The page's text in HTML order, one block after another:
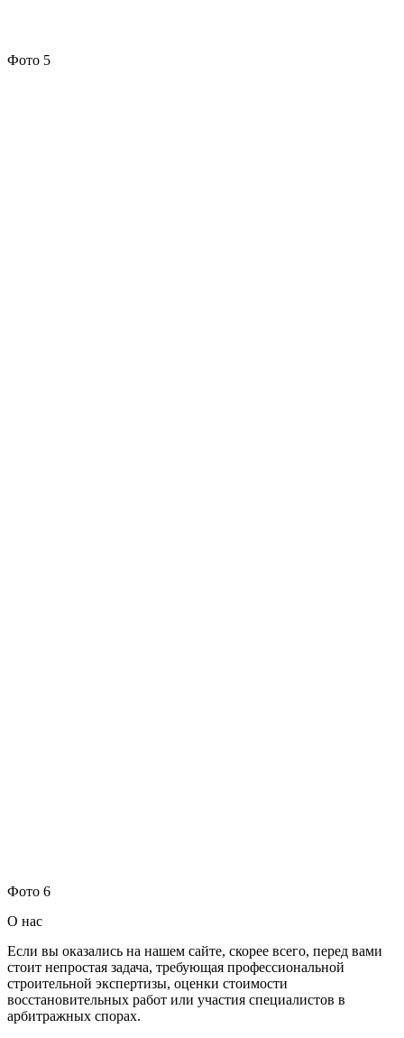
Фото 5
Фото 6
О нас
Если вы оказались на нашем сайте, скорее всего, перед вами
стоит непростая задача, требующая профессиональной
строительной экспертизы, оценки стоимости
восстановительных работ или участия специалистов в
арбитражных спорах.